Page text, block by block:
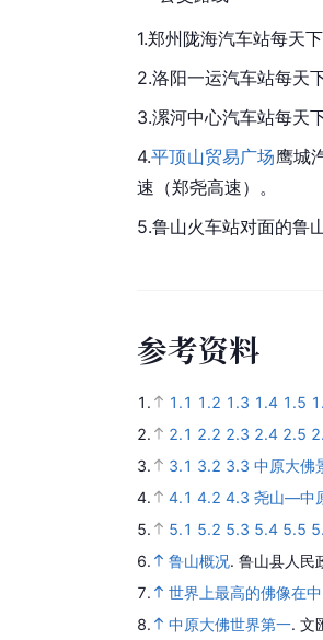
1.郑州陇海汽车站每天
2.洛阳一运汽车站每天
3.漯河中心汽车站每天
4.平顶山贸易广场鹰城
速（郑尧高速）。
5.鲁山火车站对面的鲁
参考资料
1. 1.1 1.2 1.3 1.4 1.5
2.
2.1 2.2 2.3 2.4 2.5
3.
3.1 3.2 3.3 中原大佛
4.
4.1 4.2 4.3 尧山—中
5.
5.1 5.2 5.3 5.4 5.5
6.
鲁山概况. 鲁山县人民
7.
世界上最高的佛像在
8.
中原大佛世界第一. 文